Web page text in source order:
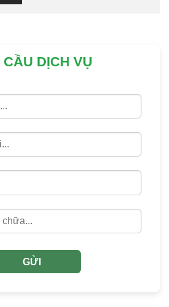
CẦU DỊCH VỤ
GỬI